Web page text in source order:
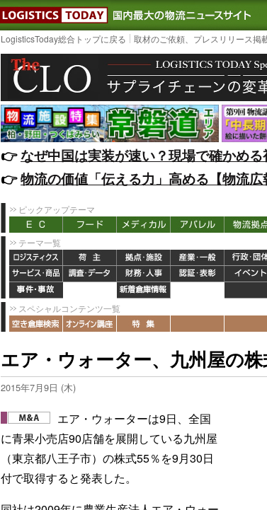
LOGISTICS TODAY｜国内最
LogisticsToday総合トップに戻る 取材のご依頼、プレスリリース掲
👉️なぜ中国は実装が速い？現場で確かめ
👉️物流の価値「伝える力」高める【物流
ピックアップテーマ
テーマ一覧
スペシャルコンテンツ一覧
エア・ウォーター、九州屋の
2015年7月9日 (木)
エア・ウォーターは9日、全国
に青果小売店90店舗を展開している九州屋
（東京都八王子市）の株式55％を9月30日
付で取得すると発表した。